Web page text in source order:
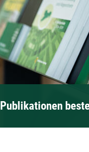
Publikationen